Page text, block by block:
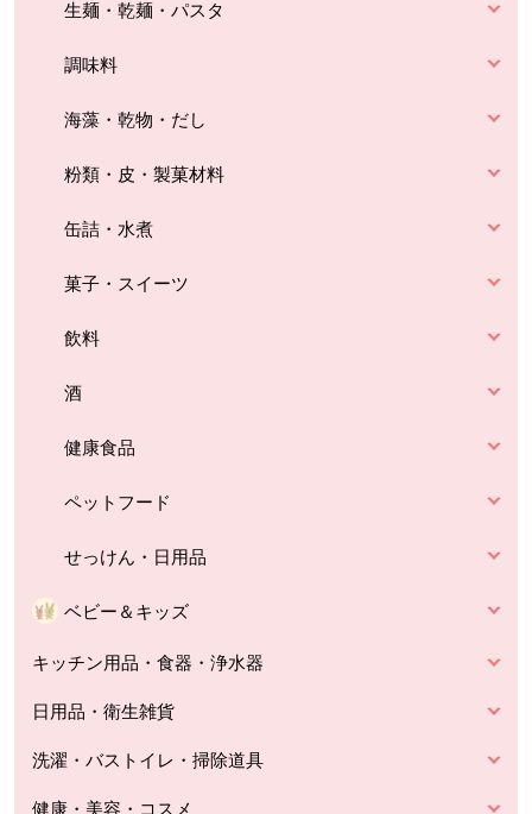
生麺・乾麺・パスタ
調味料
海藻・乾物・だし
粉類・皮・製菓材料
缶詰・水煮
菓子・スイーツ
飲料
酒
健康食品
ペットフード
せっけん・日用品
ベビー＆キッズ
キッチン用品・食器・浄水器
日用品・衛生雑貨
洗濯・バストイレ・掃除道具
健康・美容・コスメ